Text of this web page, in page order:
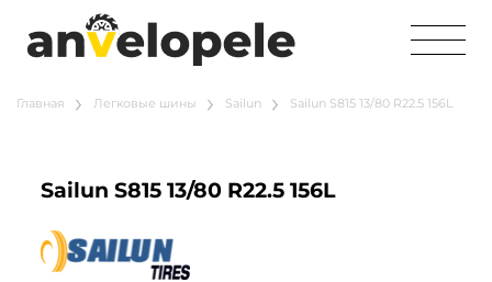
Главная Легковые шины Sailun Sailun S815 13/80 R22.5 156L
Sailun S815 13/80 R22.5 156L